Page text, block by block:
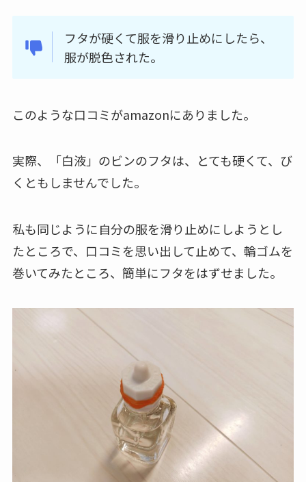
フタが硬くて服を滑り止めにしたら、
服が脱色された。
このような口コミがamazonにありました。
実際、「白液」のビンのフタは、とても硬くて、び
くともしませんでした。
私も同じように自分の服を滑り止めにしようとし
たところで、口コミを思い出して止めて、輪ゴムを
巻いてみたところ、簡単にフタをはずせました。